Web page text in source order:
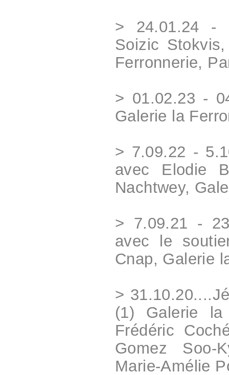
> 24.01.24 -
Soizic
Ferronnerie,
> 01.02.23 -
Galerie la
> 7.09.22 -
avec Elodie
Nachtwey,
> 7.09.21 -
avec le
Cnap, Galerie
>
(1) Galerie
Frédéric
Gomez Soo-
Marie-Amélie